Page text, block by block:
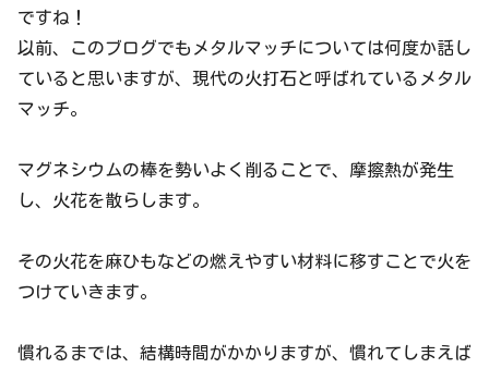
ですね！
以前、このブログでもメタルマッチについては何度か話し
ていると思いますが、現代の火打石と呼ばれているメタル
マッチ。
マグネシウムの棒を勢いよく削ることで、摩擦熱が発生
し、火花を散らします。
その火花を麻ひもなどの燃えやすい材料に移すことで火を
つけていきます。
慣れるまでは、結構時間がかかりますが、慣れてしまえば